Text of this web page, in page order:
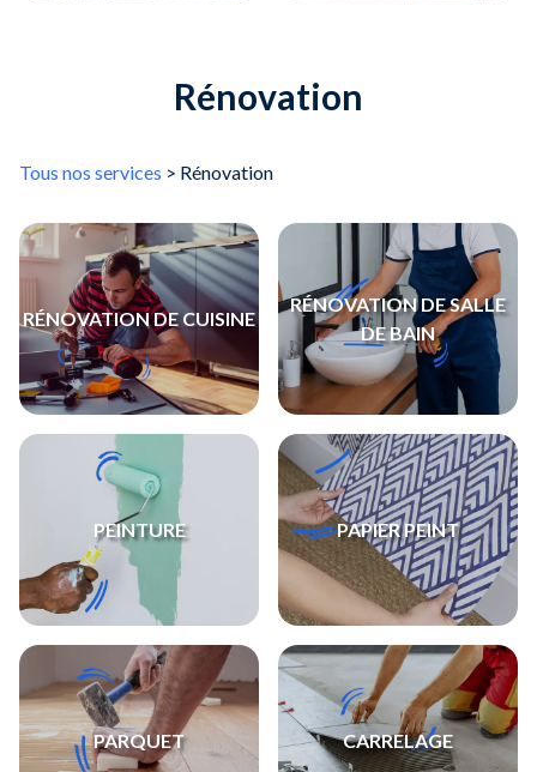
Rénovation
Tous nos services > Rénovation
RÉNOVATION DE CUISINE
RÉNOVATION DE SALLE
DE BAIN
PEINTURE PAPIER PEINT
PARQUET CARRELAGE